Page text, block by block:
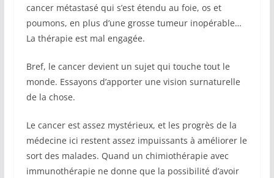
cancer métastasé qui s’est étendu au foie, os et
poumons, en plus d’une grosse tumeur inopérable…
La thérapie est mal engagée.
Bref, le cancer devient un sujet qui touche tout le
monde. Essayons d’apporter une vision surnaturelle
de la chose.
Le cancer est assez mystérieux, et les progrès de la
médecine ici restent assez impuissants à améliorer le
sort des malades. Quand un chimiothérapie avec
immunothérapie ne donne que la possibilité d’avoir